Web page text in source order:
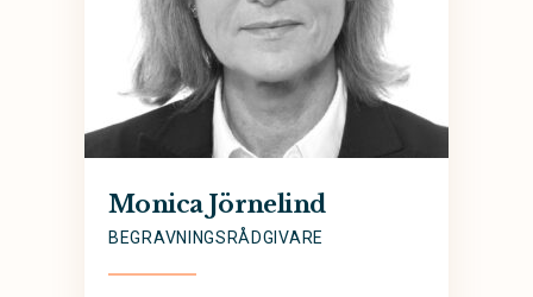
Monica Jörnelind
BEGRAVNINGSRÅDGIVARE